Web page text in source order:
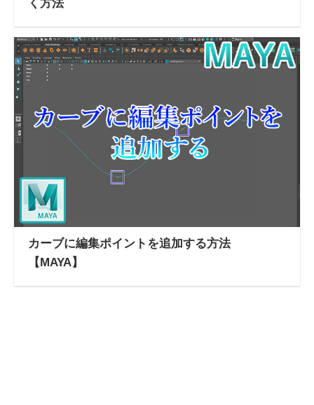
く方法
カーブに編集ポイントを追加する方法
【MAYA】